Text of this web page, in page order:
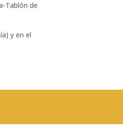
Tablón de
y en el